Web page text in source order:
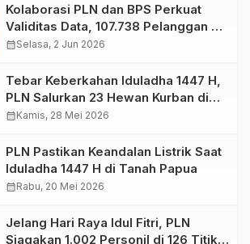
Kolaborasi PLN dan BPS Perkuat
Validitas Data, 107.738 Pelanggan di
Tanah Papua Berhasil Diverifikasi
calendar_monthSelasa, 2 Jun 2026
Tebar Keberkahan Iduladha 1447 H,
PLN Salurkan 23 Hewan Kurban di
Tanah Papua
calendar_monthKamis, 28 Mei 2026
PLN Pastikan Keandalan Listrik Saat
Iduladha 1447 H di Tanah Papua
calendar_monthRabu, 20 Mei 2026
Jelang Hari Raya Idul Fitri, PLN
Siagakan 1.002 Personil di 126 Titik